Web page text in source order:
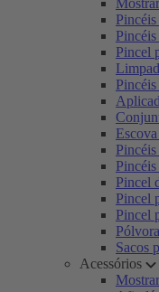
Pincéis
Pincel
Pincéis
Pincel
Pincel
Pincel
Sacos
Acessórios